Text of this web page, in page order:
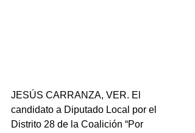
JESÚS CARRANZA, VER. El
candidato a Diputado Local por el
Distrito 28 de la Coalición “Por